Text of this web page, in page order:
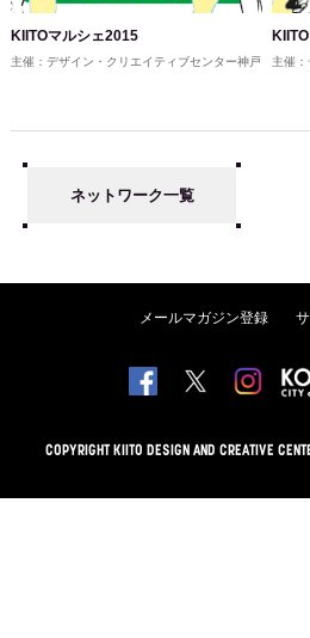
KIITOマルシェ2015
主催：デザイン・クリエイティブセンター神戸 主催
ネットワーク一覧
メールマガジン登録
COPYRIGHT KIITO DESIGN AND CREATIVE